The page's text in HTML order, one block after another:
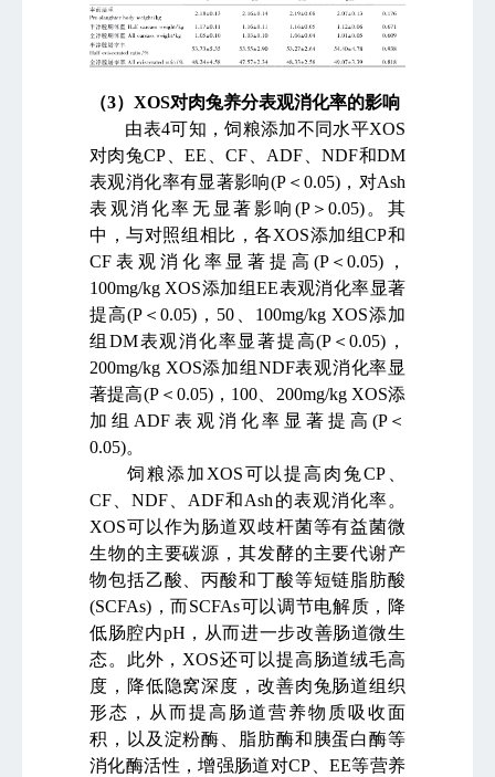
（3） XOS对肉兔养分表观消化率的影响
由表4可知，饲粮添加不同水平XOS
对肉兔CP、EE 、CF、ADF、NDF和DM
表观消化率有显著影响(P＜ 0.05)，对Ash
表观消化率无显著影响 (P＞ 0.05)。其
中，与对照组相比，各XOS添加组CP和
CF 表观消化率显著提高(P ＜0.05) ，
100mg/kg XOS添加组EE表观消化率显著
提高(P ＜0.05) ， 50 、 100mg/kg XOS添加
组 DM表观消化率显著提高(P ＜0.05) ，
200mg/kg XOS添加组 NDF表观消化率显
著提高(P＜ 0.05)， 100、 200mg/kg XOS添
加组 ADF表观消化率显著提高(P ＜
0.05)。
饲粮添加XOS可以提高肉兔CP 、
CF、NDF、ADF和Ash的表观消化率。
XOS可以作为肠道双歧杆菌等有益菌微
生物的主要碳源，其发酵的主要代谢产
物包括乙酸、丙酸和丁酸等短链脂肪酸
(SCFAs) ，而SCFAs可以调节电解质，降
低肠腔内pH ，从而进一步改善肠道微生
态。此外，XOS还可以提高肠道绒毛高
度，降低隐窝深度，改善肉兔肠道组织
形态，从而提高肠道营养物质吸收面
积，以及淀粉酶、脂肪酶和胰蛋白酶等
消化酶活性，增强肠道对CP、 EE等营养